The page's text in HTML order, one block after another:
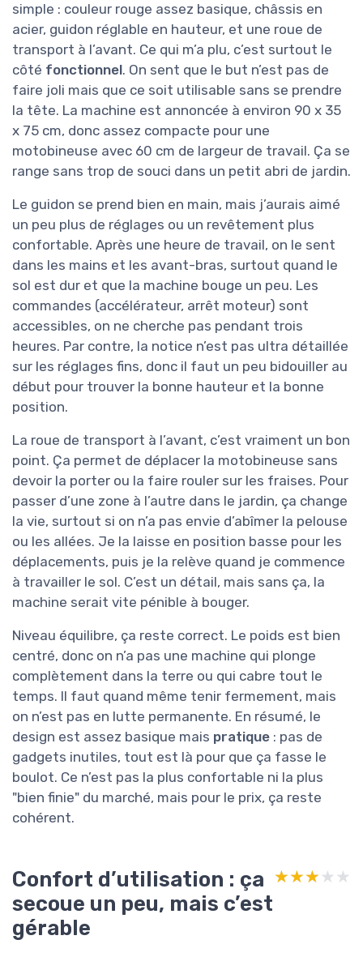
simple : couleur rouge assez basique, châssis en
acier, guidon réglable en hauteur, et une roue de
transport à l’avant. Ce qui m’a plu, c’est surtout le
côté fonctionnel. On sent que le but n’est pas de
faire joli mais que ce soit utilisable sans se prendre
la tête. La machine est annoncée à environ 90 x 35
x 75 cm, donc assez compacte pour une
motobineuse avec 60 cm de largeur de travail. Ça se
range sans trop de souci dans un petit abri de jardin.
Le guidon se prend bien en main, mais j’aurais aimé
un peu plus de réglages ou un revêtement plus
confortable. Après une heure de travail, on le sent
dans les mains et les avant-bras, surtout quand le
sol est dur et que la machine bouge un peu. Les
commandes (accélérateur, arrêt moteur) sont
accessibles, on ne cherche pas pendant trois
heures. Par contre, la notice n’est pas ultra détaillée
sur les réglages fins, donc il faut un peu bidouiller au
début pour trouver la bonne hauteur et la bonne
position.
La roue de transport à l’avant, c’est vraiment un bon
point. Ça permet de déplacer la motobineuse sans
devoir la porter ou la faire rouler sur les fraises. Pour
passer d’une zone à l’autre dans le jardin, ça change
la vie, surtout si on n’a pas envie d’abîmer la pelouse
ou les allées. Je la laisse en position basse pour les
déplacements, puis je la relève quand je commence
à travailler le sol. C’est un détail, mais sans ça, la
machine serait vite pénible à bouger.
Niveau équilibre, ça reste correct. Le poids est bien
centré, donc on n’a pas une machine qui plonge
complètement dans la terre ou qui cabre tout le
temps. Il faut quand même tenir fermement, mais
on n’est pas en lutte permanente. En résumé, le
design est assez basique mais pratique : pas de
gadgets inutiles, tout est là pour que ça fasse le
boulot. Ce n’est pas la plus confortable ni la plus
"bien finie" du marché, mais pour le prix, ça reste
cohérent.
Confort d’utilisation : ça
secoue un peu, mais c’est
gérable
★★★★★
★★★★★